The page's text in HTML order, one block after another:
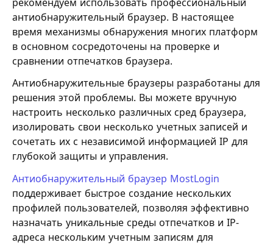
антиобнаружительный браузер. В настоящее
время механизмы обнаружения многих платформ
в основном сосредоточены на проверке и
сравнении отпечатков браузера.
Антиобнаружительные браузеры разработаны для
решения этой проблемы. Вы можете вручную
настроить несколько различных сред браузера,
изолировать свои несколько учетных записей и
сочетать их с независимой информацией IP для
глубокой защиты и управления.
Антиобнаружительный браузер MostLogin
поддерживает быстрое создание нескольких
профилей пользователей, позволяя эффективно
назначать уникальные среды отпечатков и IP-
адреса нескольким учетным записям для